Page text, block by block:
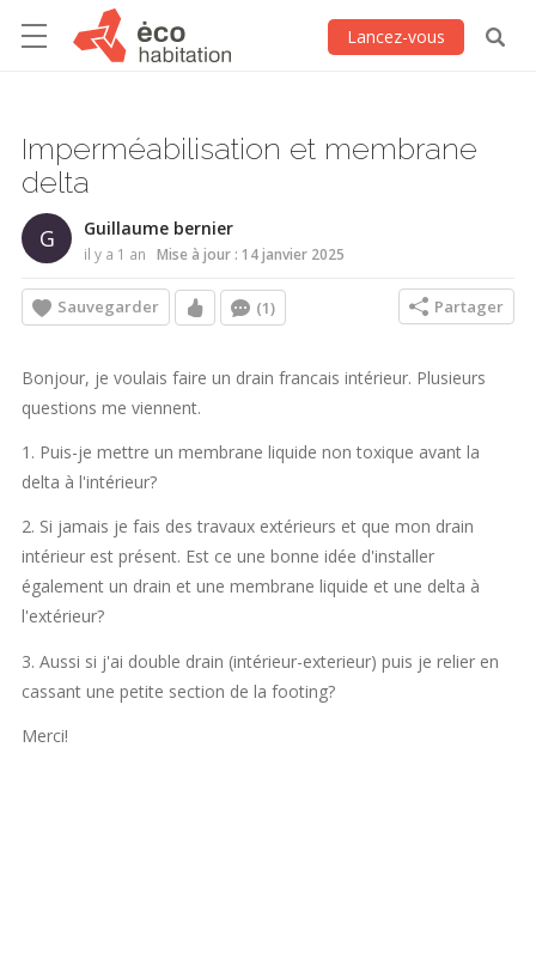
Lancez-vous
Imperméabilisation et membrane
delta
G Guillaume bernier
il y a 1 an Mise à jour : 14 janvier 2025
Sauvegarder (1) Partager
Bonjour, je voulais faire un drain francais intérieur. Plusieurs
questions me viennent.
1. Puis-je mettre un membrane liquide non toxique avant la
delta à l'intérieur?
2. Si jamais je fais des travaux extérieurs et que mon drain
intérieur est présent. Est ce une bonne idée d'installer
également un drain et une membrane liquide et une delta à
l'extérieur?
3. Aussi si j'ai double drain (intérieur-exterieur) puis je relier en
cassant une petite section de la footing?
Merci!